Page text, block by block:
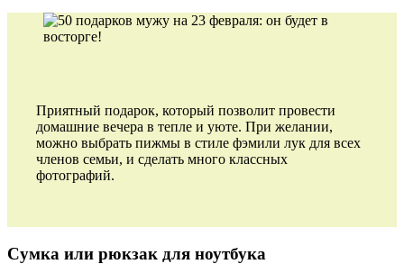
Приятный подарок, который позволит провести
домашние вечера в тепле и уюте. При желании,
можно выбрать пижмы в стиле фэмили лук для всех
членов семьи, и сделать много классных
фотографий.
Сумка или рюкзак для ноутбука